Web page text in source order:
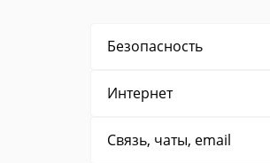
Безопасность
Интернет
Связь, чаты, email